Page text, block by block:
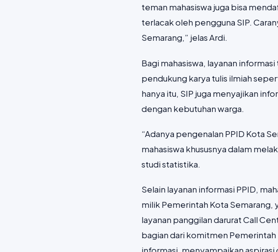
teman mahasiswa juga bisa
terlacak oleh pengguna SIP.
Semarang,” jelas Ardi.
Bagi mahasiswa, layanan
pendukung karya tulis ilmiah
hanya itu, SIP juga menyajikan
dengan kebutuhan warga.
“Adanya pengenalan PPID Kota
mahasiswa khususnya dalam
studi statistika.
Selain layanan informasi PPID,
milik Pemerintah Kota Semarang,
layanan panggilan darurat Call
bagian dari komitmen